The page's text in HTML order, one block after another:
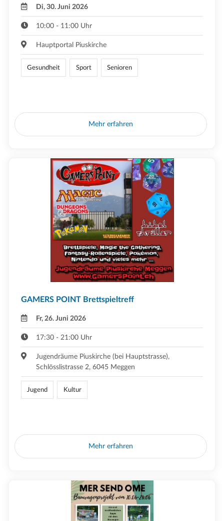
Di, 30. Juni 2026
10:00 - 11:00 Uhr
Hauptportal Piuskirche
Gesundheit Sport Senioren
Mehr erfahren
GAMERS POINT Brettspieltreff
Fr, 26. Juni 2026
17:30 - 21:00 Uhr
Jugendräume Piuskirche (bei Hauptstrasse),
Schlösslistrasse 2, 6045 Meggen
Jugend Kultur
Mehr erfahren